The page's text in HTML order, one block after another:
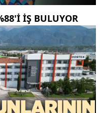
İŞ BULUYOR